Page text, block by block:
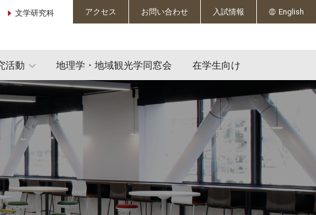
活動 地理学・地域観光学同窓会 在学生向け
文学研究科 アクセス お問い合わせ 入試情報 English